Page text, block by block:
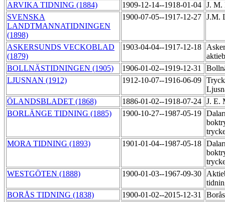
ARVIKA TIDNING (1884)
1909-12-14--1918-01-04 J. M.
SVENSKA
LANDTMANNATIDNINGEN
(1898)
1900-07-05--1917-12-27 J.M.
ASKERSUNDS VECKOBLAD
(1879)
1903-04-04--1917-12-18
BOLLNÄSTIDNINGEN (1905)
1906-01-02--1919-12-31
LJUSNAN (1912)
1912-10-07--1916-06-09
ÖLANDSBLADET (1868)
1886-01-02--1918-07-24 J. E.
BORLÄNGE TIDNING (1885)
1900-10-27--1987-05-19
MORA TIDNING (1893)
1901-01-04--1987-05-18
WESTGÖTEN (1888)
1900-01-03--1967-09-30
BORÅS TIDNING (1838)
1900-01-02--2015-12-31